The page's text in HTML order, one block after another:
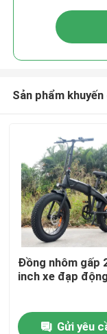
Sản phẩm
Đồng nhôm gấp
inch xe đạp
Gửi yêu